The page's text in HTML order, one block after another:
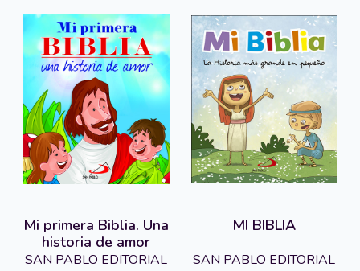
Mi primera Biblia. Una
historia de amor
SAN PABLO EDITORIAL
MI BIBLIA
SAN PABLO EDITORIAL